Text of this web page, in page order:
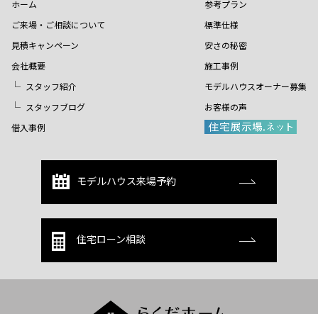
ホーム
ご来場・ご相談について
見積キャンペーン
会社概要
スタッフ紹介
スタッフブログ
借入事例
参考プラン
標準仕様
安さの秘密
施工事例
モデルハウスオーナー募集
お客様の声
モデルハウス来場予約
住宅ローン相談